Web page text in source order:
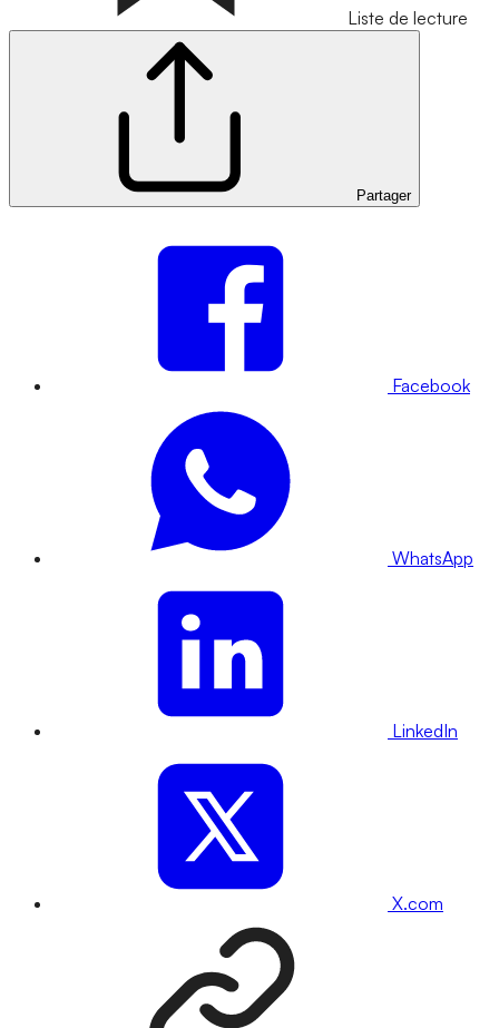
Liste de lecture
Partager
Facebook
WhatsApp
LinkedIn
X.com